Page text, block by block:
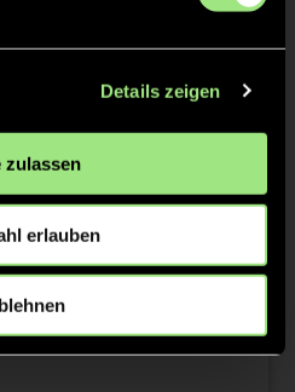
Details zeigen
zulassen
erlauben
3/4